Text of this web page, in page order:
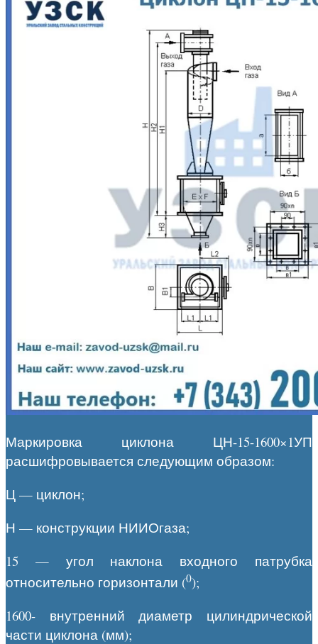
Маркировка циклона ЦН-15-1600×1УП
расшифровывается следующим образом:
Ц — циклон;
Н — конструкции НИИОгаза;
15 — угол наклона входного патрубка
относительно горизонтали (0);
1600- внутренний диаметр цилиндрической
части циклона (мм);